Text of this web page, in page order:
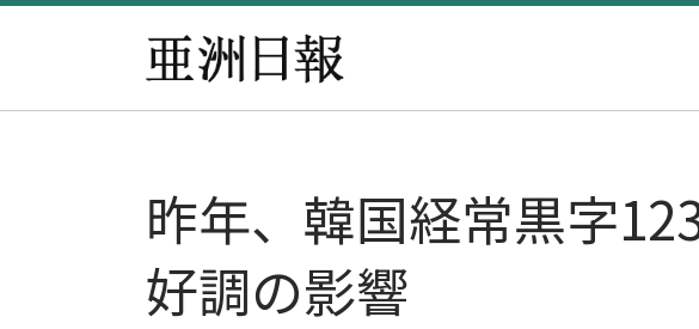
昨年、韓国経常黒字
好調の影響